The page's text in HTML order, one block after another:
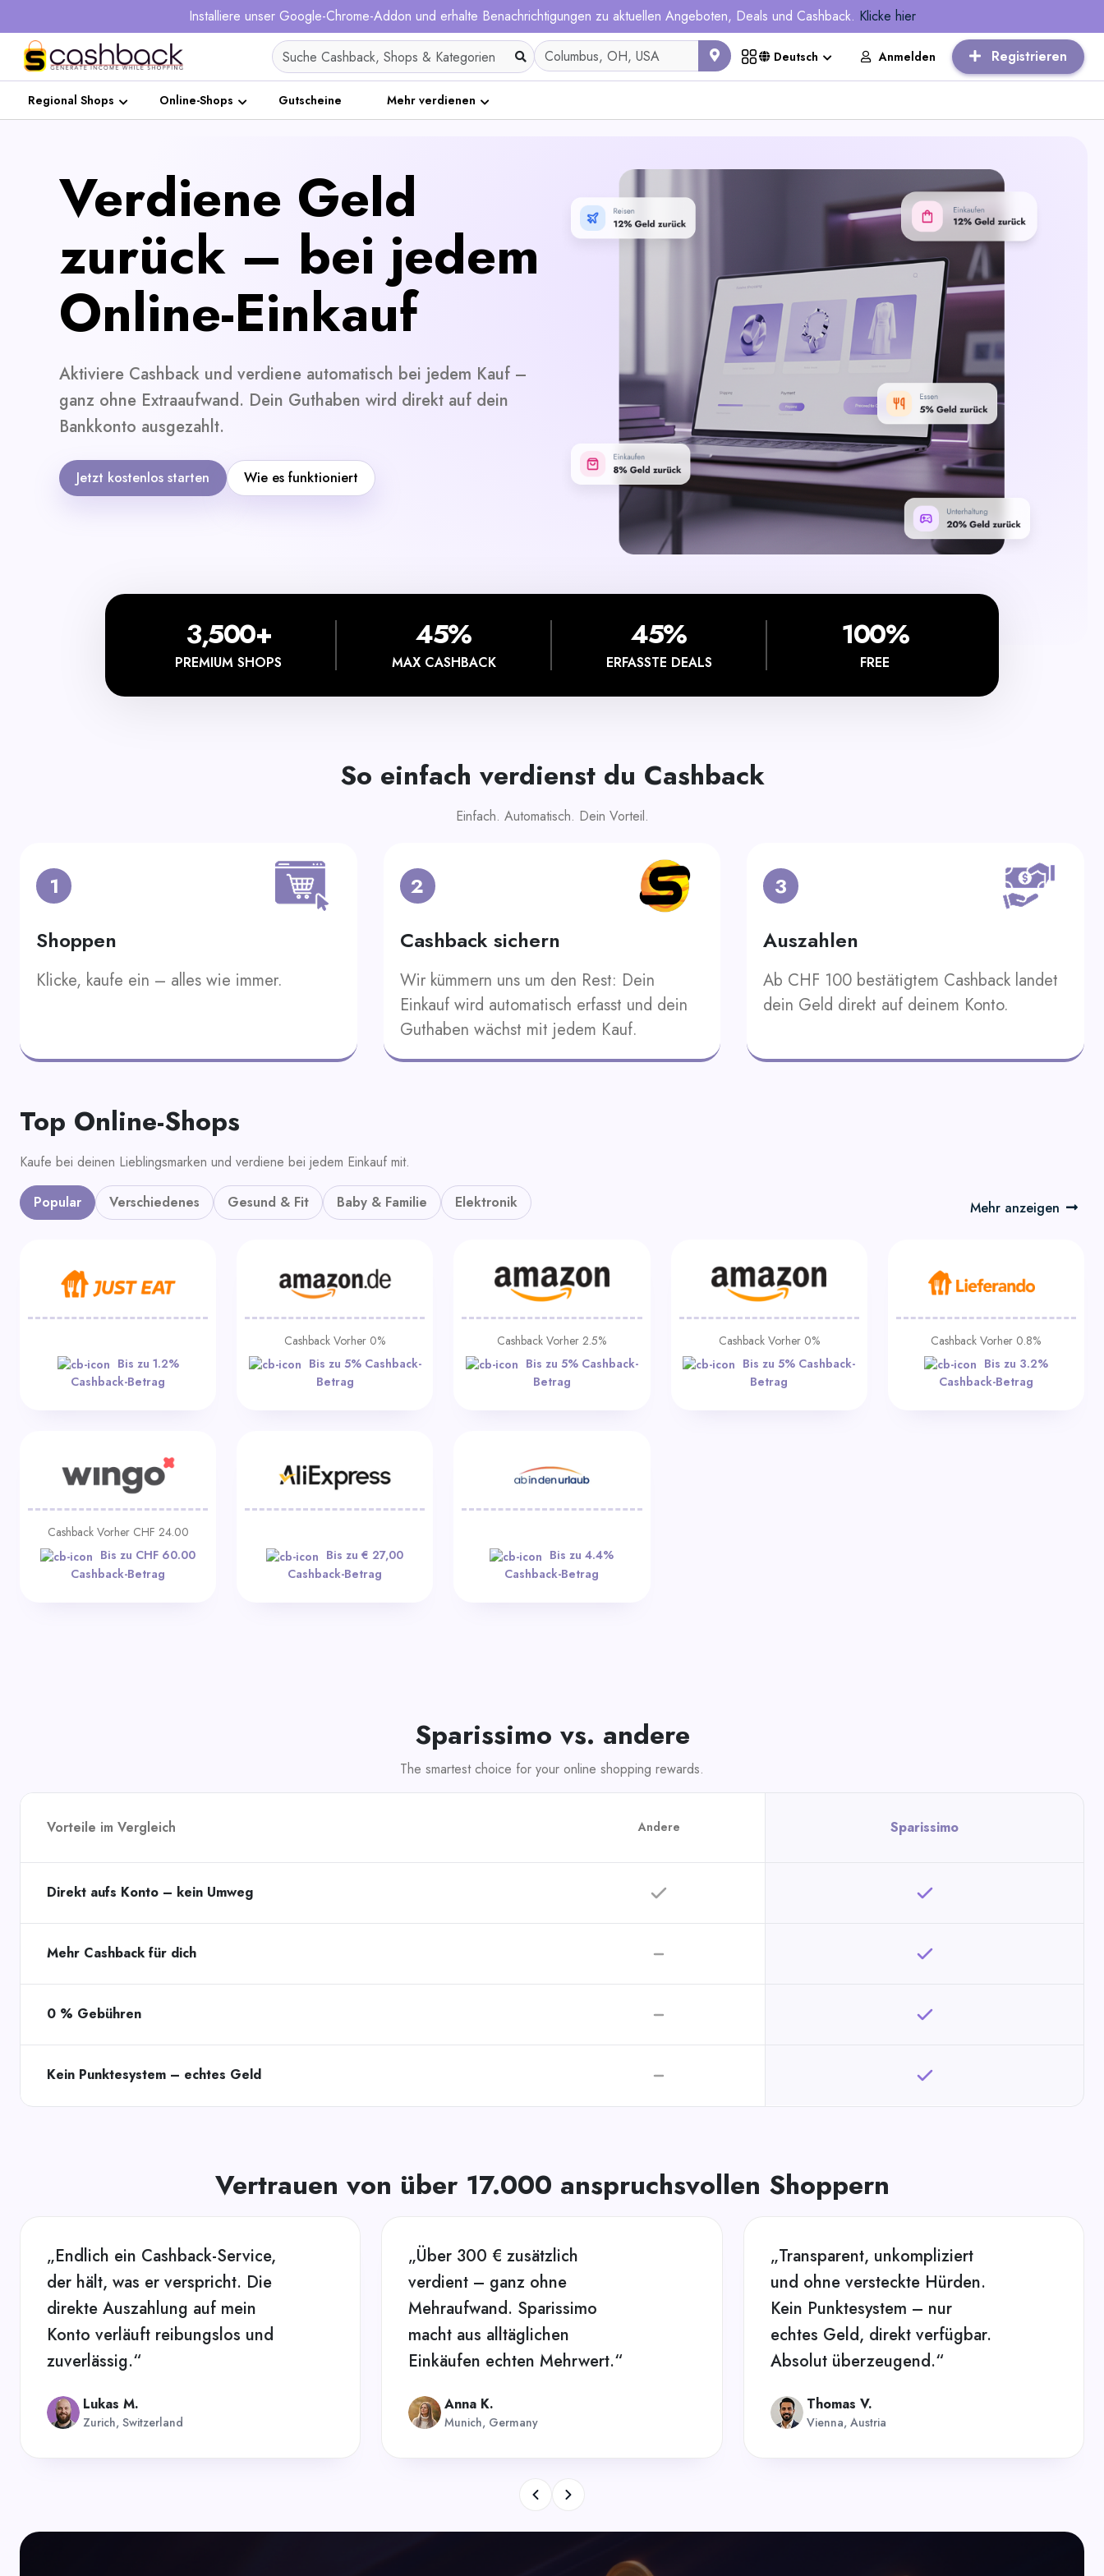
Installiere unser Google-Chrome-Addon und erhalte Benachrichtigungen zu aktuellen Angeboten, Deals und Cashback. Klicke hier
Deutsch Anmelden Registrieren
Regional Shops Online-Shops Gutscheine Mehr verdienen
Verdiene Geld
zurück – bei jedem
Online-Einkauf
Aktiviere Cashback und verdiene automatisch bei jedem Kauf –
ganz ohne Extraaufwand. Dein Guthaben wird direkt auf dein
Bankkonto ausgezahlt.
Jetzt kostenlos starten Wie es funktioniert
3,500+
PREMIUM SHOPS
45%
MAX CASHBACK
45%
ERFASSTE DEALS
100%
FREE
So einfach verdienst du Cashback
Einfach. Automatisch. Dein Vorteil.
1
Shoppen
Klicke, kaufe ein – alles wie immer.
2
Cashback sichern
Wir kümmern uns um den Rest: Dein
Einkauf wird automatisch erfasst und dein
Guthaben wächst mit jedem Kauf.
3
Auszahlen
Ab CHF 100 bestätigtem Cashback landet
dein Geld direkt auf deinem Konto.
Top Online-Shops
Kaufe bei deinen Lieblingsmarken und verdiene bei jedem Einkauf mit.
Popular Verschiedenes Gesund & Fit Baby & Familie Elektronik Mehr anzeigen
Bis zu 1.2%
Cashback-Betrag
Cashback Vorher 0%
Bis zu 5% Cashback-
Betrag
Cashback Vorher 2.5%
Bis zu 5% Cashback-
Betrag
Cashback Vorher 0%
Bis zu 5% Cashback-
Betrag
Cashback Vorher 0.8%
Bis zu 3.2%
Cashback-Betrag
Cashback Vorher CHF 24.00
Bis zu CHF 60.00
Cashback-Betrag
Bis zu € 27,00
Cashback-Betrag
Bis zu 4.4%
Cashback-Betrag
Sparissimo vs. andere
The smartest choice for your online shopping rewards.
Vorteile im Vergleich Andere Sparissimo
Direkt aufs Konto – kein Umweg
Mehr Cashback für dich
0 % Gebühren
Kein Punktesystem – echtes Geld
Vertrauen von über 17.000 anspruchsvollen Shoppern
„Endlich ein Cashback-Service,
der hält, was er verspricht. Die
direkte Auszahlung auf mein
Konto verläuft reibungslos und
zuverlässig.“
Lukas M.
Zurich, Switzerland
„Über 300 € zusätzlich
verdient – ganz ohne
Mehraufwand. Sparissimo
macht aus alltäglichen
Einkäufen echten Mehrwert.“
Anna K.
Munich, Germany
„Transparent, unkompliziert
und ohne versteckte Hürden.
Kein Punktesystem – nur
echtes Geld, direkt verfügbar.
Absolut überzeugend.“
Thomas V.
Vienna, Austria